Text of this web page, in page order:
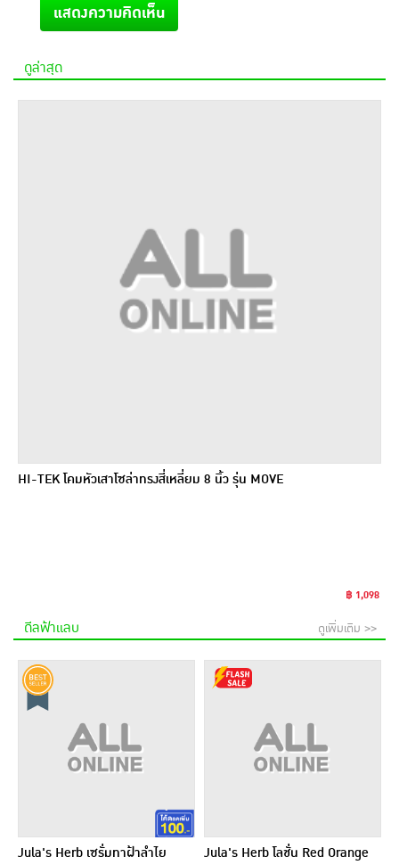
แสดงความคิดเห็น
ดูล่าสุด
HI-TEK โคมหัวเสาโซล่าทรงสี่เหลี่ยม 8 นิ้ว รุ่น MOVE
฿ 1,098
ดีลฟ้าแลบ ดูเพิ่มเติม >>
Jula's Herb เซรั่มทาฝ้าลำไย
Jula's Herb โลชั่น Red Orange